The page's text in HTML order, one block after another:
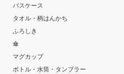
パスケース
タオル・柄はんかち
ふろしき
傘
マグカップ
ボトル・水筒・タンブラー